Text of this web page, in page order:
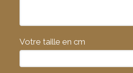
Votre taille en cm